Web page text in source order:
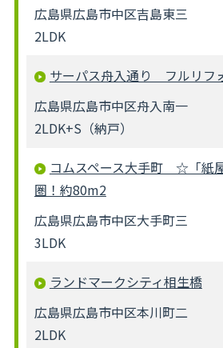
広島県広島市中区吉島東三
2LDK
サーパス舟入通り フルリフ
広島県広島市中区舟入南一
2LDK+S（納戸）
コムスペース大手町 ☆「紙
圏！約80m2
広島県広島市中区大手町三
3LDK
ランドマークシティ相生橋
広島県広島市中区本川町二
2LDK